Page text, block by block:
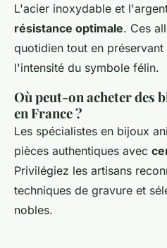
L'acier inoxydable et
résistance optimale. Ces
quotidien tout en
l'intensité du symbole félin.
Où peut-on acheter des
en France ?
Les spécialistes en bijoux
pièces authentiques avec
Privilégiez les artisans
techniques de gravure et
nobles.